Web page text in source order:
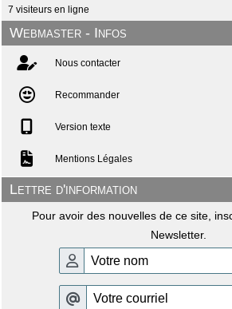
7 visiteurs en ligne
Webmaster - Infos
Nous contacter
Recommander
Version texte
Mentions Légales
Lettre d'information
Pour avoir des nouvelles de ce site,
Newsletter.